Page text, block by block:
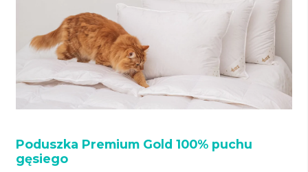
Poduszka Premium Gold 100% puchu
gęsiego